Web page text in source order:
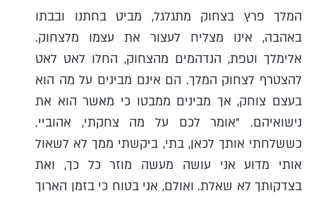
המלך פרץ בצחוק מתגלגל, מביט בחתנו ובבתו
באהבה, אינו מצליח לעצור את עצמו מלצחוק.
אלימלך וטפת, הנדהמים מהצחוק, החלו לאט לאט
להצטרף לצחוק המלך. הם אינם מבינים על מה הוא
בעצם צוחק, אך מבינים ממבטו כי מאשר הוא את
נישואיהם. "אומר לכם על מה צחקתי, אהוביי.
כששלחתי אותך לכאן, בתי, ביקשתי ממך לא לשאול
אותי מדוע אני עושה מעשה מוזר כל כך, ואת
בצדקותך לא שאלת. ואולם, אני בטוח כי בזמן הארוך